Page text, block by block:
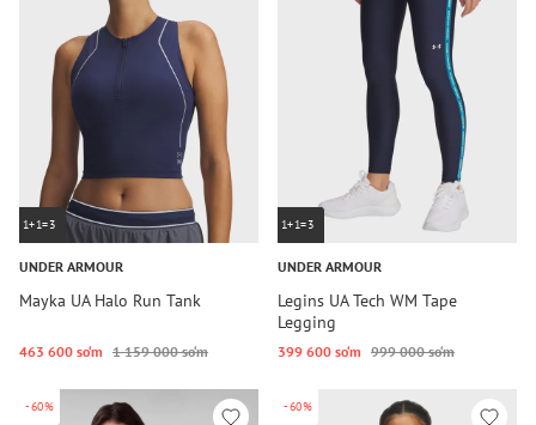
1+1=3
UNDER ARMOUR
Mayka UA Halo Run Tank
463 600 so‘m 1 159 000 so‘m
1+1=3
UNDER ARMOUR
Legins UA Tech WM Tape
Legging
399 600 so‘m 999 000 so‘m
-60% -60%